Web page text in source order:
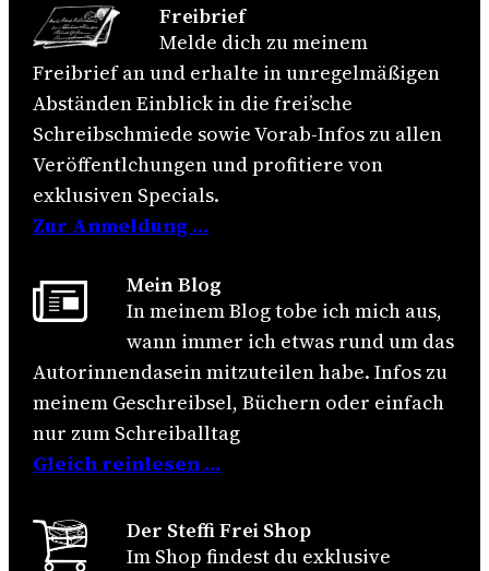
Freibrief
Melde dich zu meinem
Freibrief an und erhalte in unregelmäßigen
Abständen Einblick in die frei’sche
Schreibschmiede sowie Vorab-Infos zu allen
Veröffentlchungen und profitiere von
exklusiven Specials.
Zur Anmeldung …
Mein Blog
In meinem Blog tobe ich mich aus,
wann immer ich etwas rund um das
Autorinnendasein mitzuteilen habe. Infos zu
meinem Geschreibsel, Büchern oder einfach
nur zum Schreiballtag
Gleich reinlesen …
Der Steffi Frei Shop
Im Shop findest du exklusive